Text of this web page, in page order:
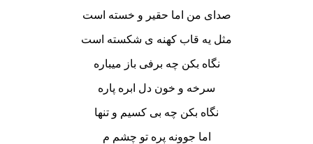
صدای من اما حقیر و خسته است
مثل یه قاب کهنه ی شکسته است
نگاه بکن چه برفی باز میباره
سرخه و خون دل ابره پاره
نگاه بکن چه بی کسیم و تنها
اما جوونه پره تو چشم م